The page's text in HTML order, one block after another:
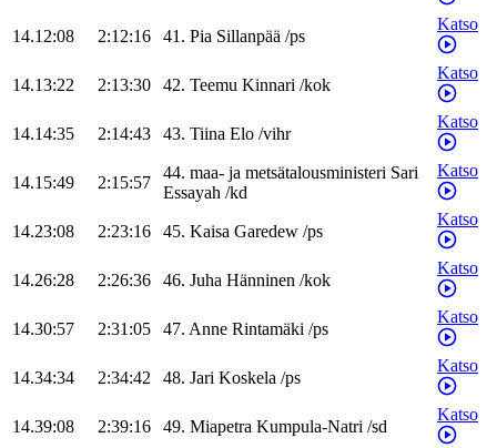
14.12:08 2:12:16 41. Pia Sillanpää /ps
Katso
14.13:22 2:13:30 42. Teemu Kinnari /kok
Katso
14.14:35 2:14:43 43. Tiina Elo /vihr
Katso
14.15:49 2:15:57
44. maa- ja metsätalousministeri Sari
Essayah /kd
Katso
14.23:08 2:23:16 45. Kaisa Garedew /ps
Katso
14.26:28 2:26:36 46. Juha Hänninen /kok
Katso
14.30:57 2:31:05 47. Anne Rintamäki /ps
Katso
14.34:34 2:34:42 48. Jari Koskela /ps
Katso
14.39:08 2:39:16 49. Miapetra Kumpula-Natri /sd
Katso